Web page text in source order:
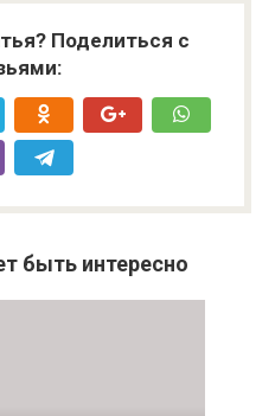
Поделиться с
быть интересно